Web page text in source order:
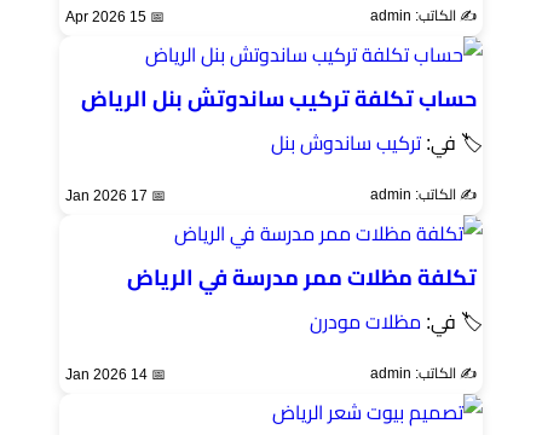
✍️ الكاتب: admin 📅 15 Apr 2026
حساب تكلفة تركيب ساندوتش بنل الرياض
🏷 في:تركيب ساندوش بنل
✍️ الكاتب: admin 📅 17 Jan 2026
تكلفة مظلات ممر مدرسة في الرياض
🏷 في: مظلات مودرن
✍️ الكاتب: admin 📅 14 Jan 2026